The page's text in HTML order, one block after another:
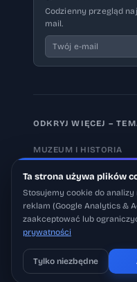
Codzienny przegląd
mail.
ODKRYJ WIĘCEJ –
MUZEUM I HISTORIA
› Aktualności: Muzeum
›Aktualności: Historia
Ta strona używa plików
Stosujemy cookie do
reklam (Google Analytics &
zaakceptować lub
prywatności
Tylko niezbędne
Pobierz na iOS